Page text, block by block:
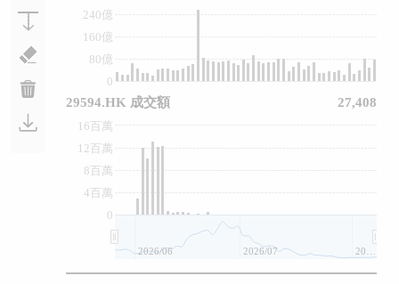
0
80億
160億
240億
0
4百萬
8百萬
12百萬
16百萬
2026/06 2026/07
29594.HK 成交額 27,408